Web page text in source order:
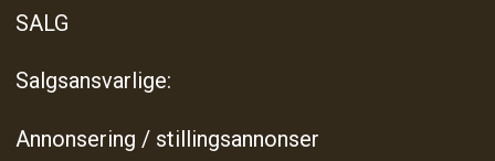
SALG
Salgsansvarlige:
Annonsering / stillingsannonser